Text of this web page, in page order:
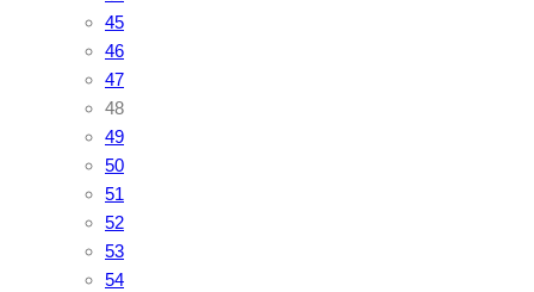
45
46
47
48
49
50
51
52
53
54